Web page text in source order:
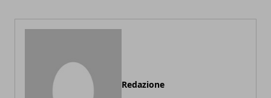
Redazione